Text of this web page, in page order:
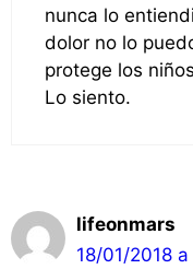
nunca lo
dolor no lo
protege los
Lo siento.
lifeonmars
18/01/2018